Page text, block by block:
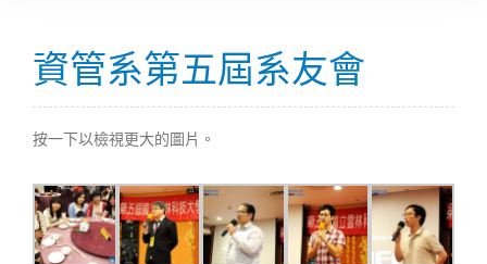
資管系第五屆系友會
按一下以檢視更大的圖片。